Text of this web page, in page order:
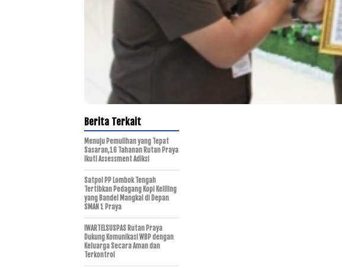
Berita Terkait
Menuju Pemulihan yang Tepat
Sasaran,16 Tahanan Rutan Praya
Ikuti Assessment Adiksi
Satpol PP Lombok Tengah
Tertibkan Pedagang Kopi Keliling
yang Bandel Mangkal di Depan
SMAN 1 Praya
IWARTELSUSPAS Rutan Praya
Dukung Komunikasi WBP dengan
Keluarga Secara Aman dan
Terkontrol